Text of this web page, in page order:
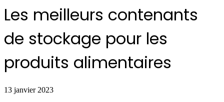
Les meilleurs contenants
de stockage pour les
produits alimentaires
13 janvier 2023